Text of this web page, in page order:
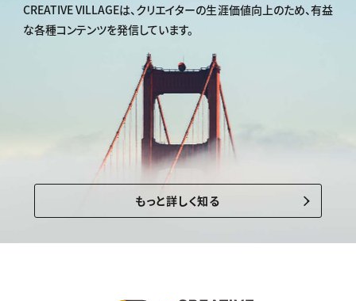
CREATIVE VILLAGEは、 クリエイターの生涯価値向上のため、有益
な各種コンテンツを発信しています。
もっと詳しく知る